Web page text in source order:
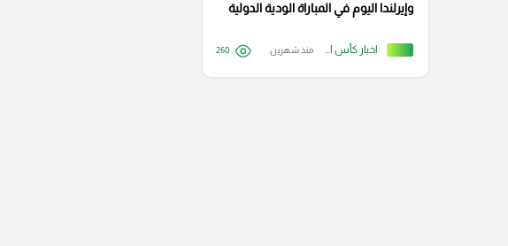
اخبار كأس العالم
وإيرلندا اليوم في المباراة الودية الدولية
منذ شهرين 260